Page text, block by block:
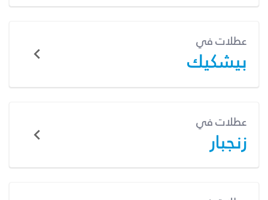
عطلات في
بيشكيك
عطلات في
زنجبار